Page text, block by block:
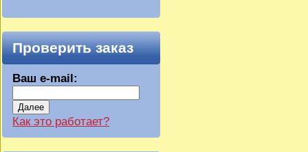
Проверить заказ
Ваш e-mail:
Далее
Как это работает?